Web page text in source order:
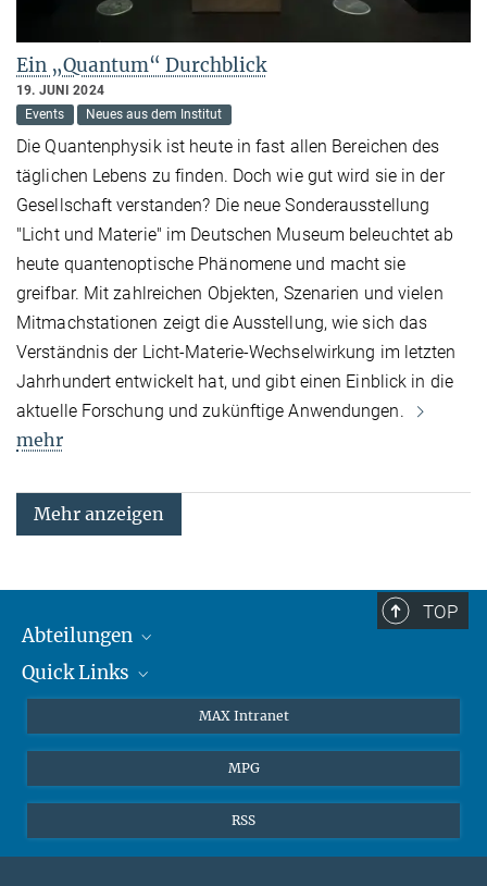
Ein „Quantum“ Durchblick
19. JUNI 2024
Events
Neues aus dem Institut
Die Quantenphysik ist heute in fast allen Bereichen des
täglichen Lebens zu finden. Doch wie gut wird sie in der
Gesellschaft verstanden? Die neue Sonderausstellung
"Licht und Materie" im Deutschen Museum beleuchtet ab
heute quantenoptische Phänomene und macht sie
greifbar. Mit zahlreichen Objekten, Szenarien und vielen
Mitmachstationen zeigt die Ausstellung, wie sich das
Verständnis der Licht-Materie-Wechselwirkung im letzten
Jahrhundert entwickelt hat, und gibt einen Einblick in die
aktuelle Forschung und zukünftige Anwendungen.
mehr
Mehr anzeigen
TOP
Abteilungen
Attosekundenphysik
Quantendynamik
Quanten-Vielteilchensysteme
Quick Links
EU-Büro
Kontakt
Instagram
MAX Intranet
MPG
RSS